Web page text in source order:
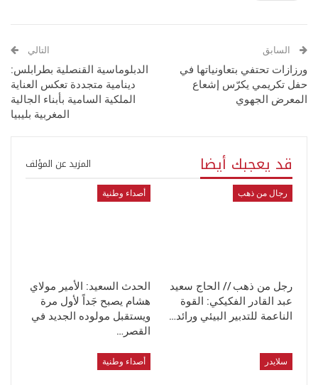
السابق
ورزازات تحتفي بتعاونياتها في
حفل تكريمي يكرّس إشعاع
المعرض الجهوي
التالي
الدبلوماسية القنصلية بطرابلس:
دينامية متجددة تعكس العناية
الملكية السامية بأبناء الجالية
المغربية بليبيا
قد يعجبك أيضا المزيد عن المؤلف
رجال من ذهب
رجل من ذهب // الحاج سعيد
عبد القادر الفكيكي: القوة
الناعمة للتدبير البيئي ورائد…
أصداء وطنية
الحدث السعيد: الأمير مولاي
هشام يصبح جَداً لأول مرة
ويستقبل مولوده الجديد في
القصر…
سلايدر أصداء وطنية